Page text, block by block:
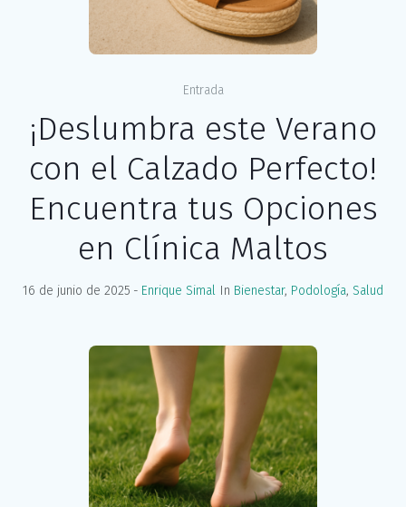
Entrada
¡Deslumbra este Verano
con el Calzado Perfecto!
Encuentra tus Opciones
en Clínica Maltos
16 de junio de 2025 Enrique Simal In Bienestar, Podología, Salud